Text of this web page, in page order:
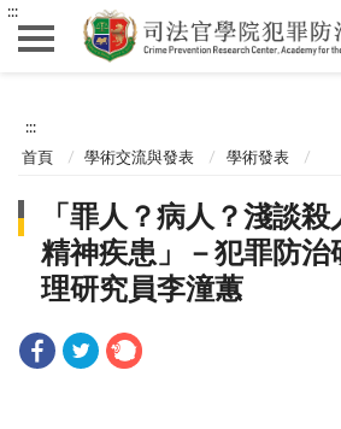
:::
:::
首頁 學術交流與發表 學術發表
「罪人？病人？淺談
精神疾患」－犯罪防治
理研究員李潼蕙